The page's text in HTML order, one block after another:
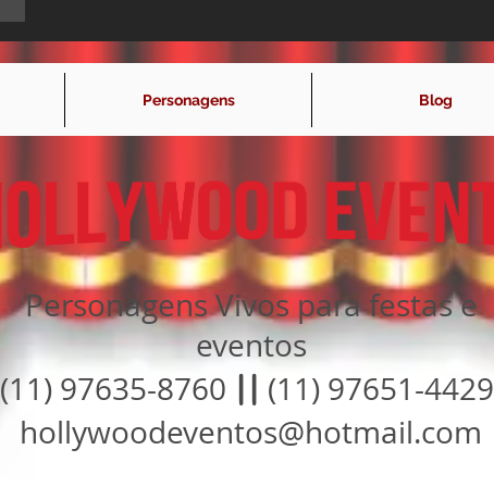
Personagens Blog
Personagens Vivos para festas e
eventos
(11) 97635-8760 || (11) 97651-4429
hollywoodeventos@hotmail.com